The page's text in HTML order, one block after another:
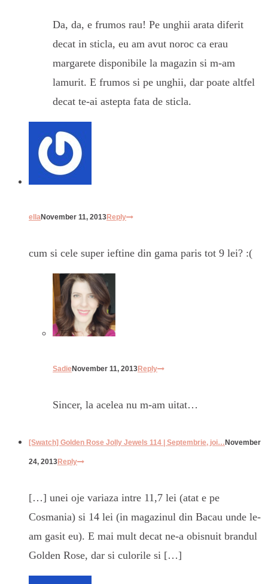
Da, da, e frumos rau! Pe unghii arata diferit
decat in sticla, eu am avut noroc ca erau
margarete disponibile la magazin si m-am
lamurit. E frumos si pe unghii, dar poate altfel
decat te-ai astepta fata de sticla.
ellaNovember 11, 2013Reply
cum si cele super ieftine din gama paris tot 9 lei? :(
SadieNovember 11, 2013Reply
Sincer, la acelea nu m-am uitat…
[Swatch] Golden Rose Jolly Jewels 114 | Septembrie, joi…November
24, 2013Reply
[…] unei oje variaza intre 11,7 lei (atat e pe
Cosmania) si 14 lei (in magazinul din Bacau unde le-
am gasit eu). E mai mult decat ne-a obisnuit brandul
Golden Rose, dar si culorile si […]